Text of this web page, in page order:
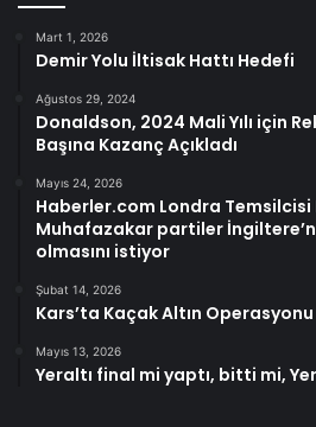
Mart 1, 2026
Demir Yolu İltisak Hattı Hedefi
Ağustos 29, 2024
Donaldson, 2024 Mali Yılı için
Başına Kazanç Açıkladı
Mayıs 24, 2026
Haberler.com Londra Temsilcisi
Muhafazakar partiler
olmasını istiyor
Şubat 14, 2026
Kars’ta Kaçak Altın Operasyonu
Mayıs 13, 2026
Yeraltı final mi yaptı, bitti mi,